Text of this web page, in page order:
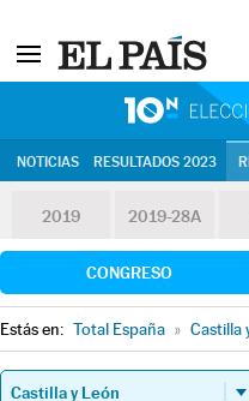
NOTICIAS RESULTADOS 2023
2019 2019-28A
CONGRESO
Estás en: Total España » Castilla